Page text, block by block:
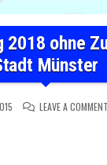
2018 ohne
Münster
LEAVE A COMMENT